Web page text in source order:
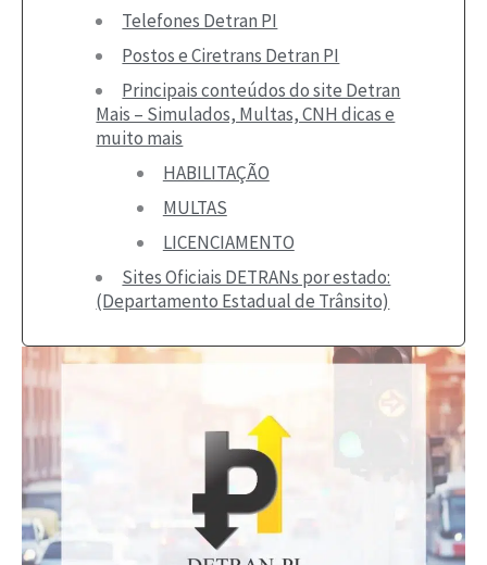
Telefones Detran PI
Postos e Ciretrans Detran PI
Principais conteúdos do site Detran
Mais – Simulados, Multas, CNH dicas e
muito mais
HABILITAÇÃO
MULTAS
LICENCIAMENTO
Sites Oficiais DETRANs por estado:
(Departamento Estadual de Trânsito)